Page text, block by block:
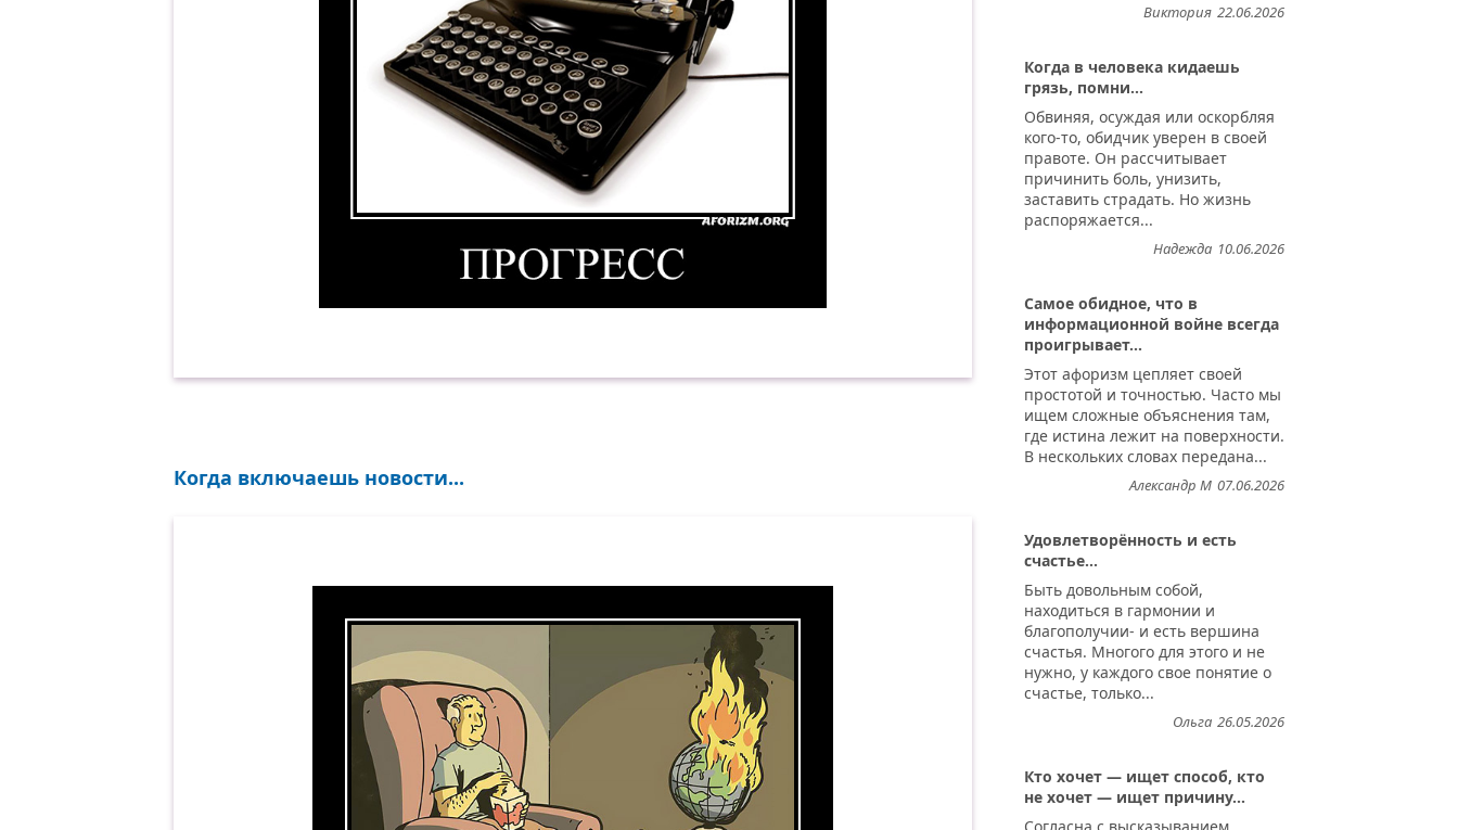
Когда включаешь новости...
22.06.2026
Виктория
Когда в человека кидаешь
грязь, помни...
Обвиняя, осуждая или оскорбляя
кого-то, обидчик уверен в своей
правоте. Он рассчитывает
причинить боль, унизить,
заставить страдать. Но жизнь
распоряжается...
10.06.2026
Надежда
Самое обидное, что в
информационной войне всегда
проигрывает...
Этот афоризм цепляет своей
простотой и точностью. Часто мы
ищем сложные объяснения там,
где истина лежит на поверхности.
В нескольких словах передана...
07.06.2026
Александр М
Удовлетворённость и есть
счастье...
Быть довольным собой,
находиться в гармонии и
благополучии- и есть вершина
счастья. Многого для этого и не
нужно, у каждого свое понятие о
счастье, только...
26.05.2026
Ольга
Кто хочет — ищет способ, кто
не хочет — ищет причину...
Согласна с высказыванием